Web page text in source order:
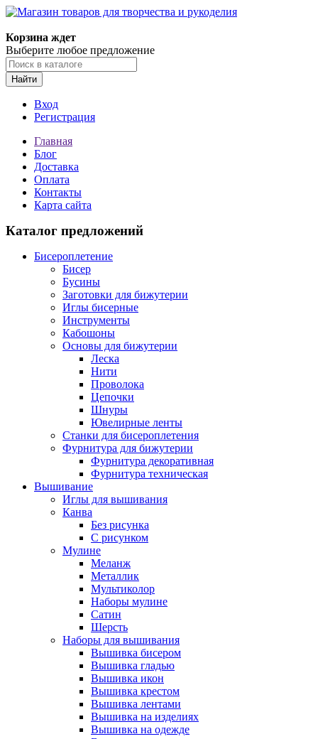
Корзина ждет
Выберите любое предложение
Найти
Вход
Регистрация
Главная
Блог
Доставка
Оплата
Контакты
Карта сайта
Каталог предложений
Бисероплетение
Бисер
Бусины
Заготовки для бижутерии
Иглы бисерные
Инструменты
Кабошоны
Основы для бижутерии
Леска
Нити
Проволока
Цепочки
Шнуры
Ювелирные ленты
Станки для бисероплетения
Фурнитура для бижутерии
Фурнитура декоративная
Фурнитура техническая
Вышивание
Иглы для вышивания
Канва
Без рисунка
С рисунком
Мулине
Меланж
Металлик
Мультиколор
Наборы мулине
Сатин
Шерсть
Наборы для вышивания
Вышивка бисером
Вышивка гладью
Вышивка икон
Вышивка крестом
Вышивка лентами
Вышивка на изделиях
Вышивка на одежде